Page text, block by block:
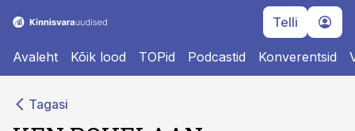
Telli
Avaleht Kõik lood TOPid Podcastid Konverentsid
Tagasi